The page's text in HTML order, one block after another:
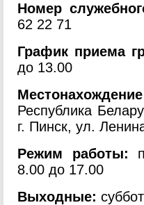
Номер
62 22 71
График приема
до 13.00
Республика
г. Пинск, ул.
Режим работы:
8.00 до 17.00
Выходные: